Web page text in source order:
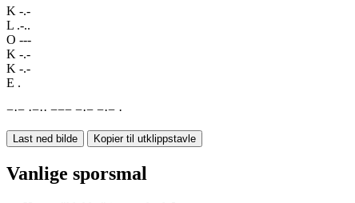
K -.-
L .-..
O ---
K -.-
K -.-
E .
−·− ·−·· −−− −·− −·− ·
Last ned bilde Kopier til utklippstavle
Vanlige sporsmal